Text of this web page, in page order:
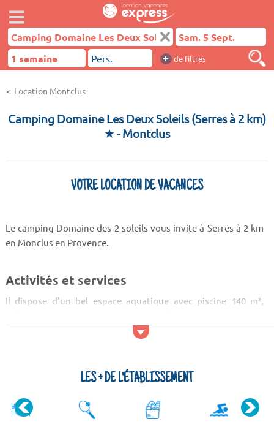
+ de filtres
Location Montclus
Camping Domaine Les Deux Soleils (Serres à 2 km)
★- Montclus
VOTRE LOCATION DE VACANCES
Le camping Domaine des 2 soleils vous invite à Serres à 2 km
en Monclus en Provence.
Activités et services
Il dispose d'un bel espace aquatique avec piscine 140 m²,
un terrain multisports, un terrain de volley-ball, de basket, de
Les équipés du camping organisent toutes les semaines des
LES + DE L'ÉTABLISSEMENT